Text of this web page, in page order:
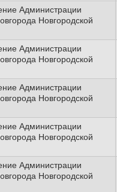
Администрации
Новгородской
Администрации
Новгородской
Администрации
Новгородской
Администрации
Новгородской
Администрации
Новгородской